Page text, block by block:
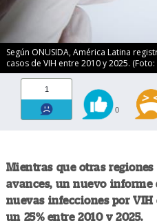
Según ONUSIDA, América Latina
casos de VIH entre 2010 y 2025. (Foto:
1
0
Mientras que otras
avances, un nuevo informe
nuevas infecciones por
un 25% entre 2010 y 2025.